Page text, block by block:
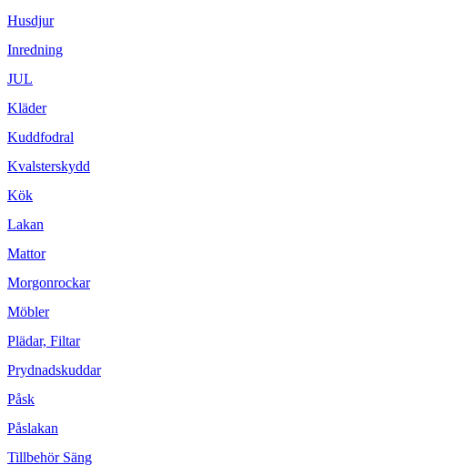
Husdjur
Inredning
JUL
Kläder
Kuddfodral
Kvalsterskydd
Kök
Lakan
Mattor
Morgonrockar
Möbler
Plädar, Filtar
Prydnadskuddar
Påsk
Påslakan
Tillbehör Säng